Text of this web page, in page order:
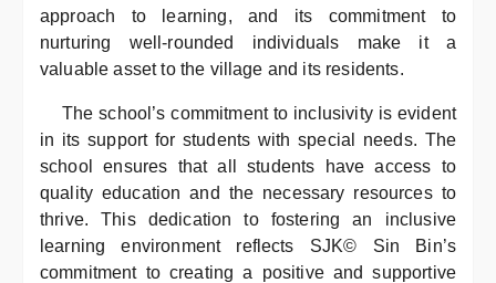
approach to learning, and its commitment to
nurturing well-rounded individuals make it a
valuable asset to the village and its residents.
The school’s commitment to inclusivity is evident
in its support for students with special needs. The
school ensures that all students have access to
quality education and the necessary resources to
thrive. This dedication to fostering an inclusive
learning environment reflects SJK© Sin Bin’s
commitment to creating a positive and supportive